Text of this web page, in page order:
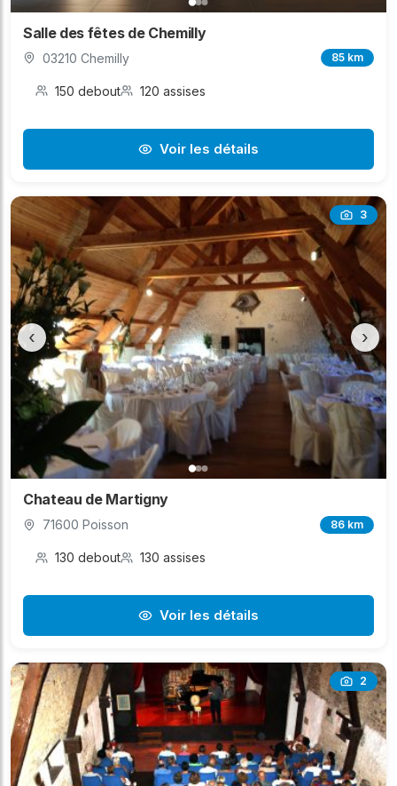
Salle des fêtes de Chemilly
03210 Chemilly 85 km
150 debout 120 assises
Voir les détails
3
‹ ›
Chateau de Martigny
71600 Poisson 86 km
130 debout 130 assises
Voir les détails
2